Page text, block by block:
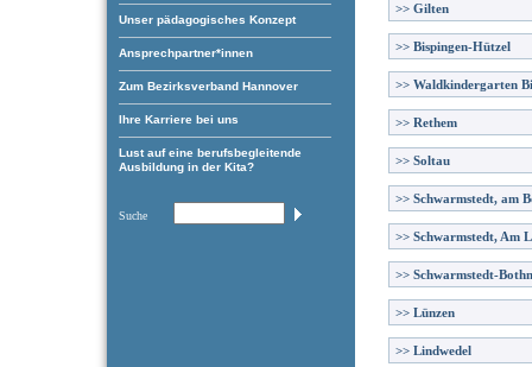
Unser pädagogisches Konzept
Ansprechpartner*innen
Zum Bezirksverband Hannover
Ihre Karriere bei uns
Lust auf eine berufsbegleitende
Ausbildung in der Kita?
Suche
>> Gilten
>> Bispingen-Hützel
>> Waldkindergarten
>> Rethem
>> Soltau
>> Schwarmstedt, am
>> Schwarmstedt, Am
>> Schwarmstedt-
>> Lünzen
>> Lindwedel